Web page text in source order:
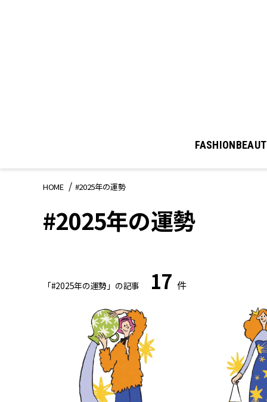
FASHION
HOME #2025年の運勢
#2025年の運勢
「#2025年の運勢」の記事 17 件